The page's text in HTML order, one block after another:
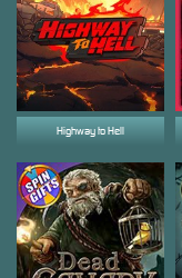
Highway to Hell